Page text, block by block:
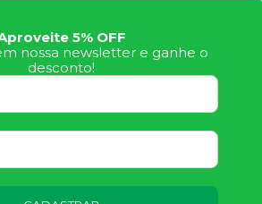
5% OFF
nossa newsletter e ganhe o
desconto!